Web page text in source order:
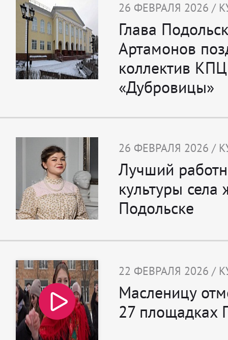
26 ФЕВРАЛЯ 2026 /
Глава
Артамонов
коллектив КПЦ
«Дубровицы»
26 ФЕВРАЛЯ 2026 /
Лучший
культуры села
Подольске
22 ФЕВРАЛЯ 2026 /
Масленицу
27 площадках